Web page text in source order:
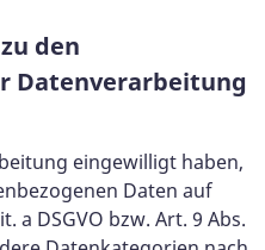
den
Datenverarbeitung
eingewilligt haben,
Daten auf
a DSGVO bzw. Art. 9 Abs.